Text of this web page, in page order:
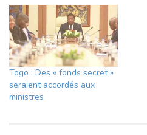
Togo : Des « fonds secret »
seraient accordés aux
ministres